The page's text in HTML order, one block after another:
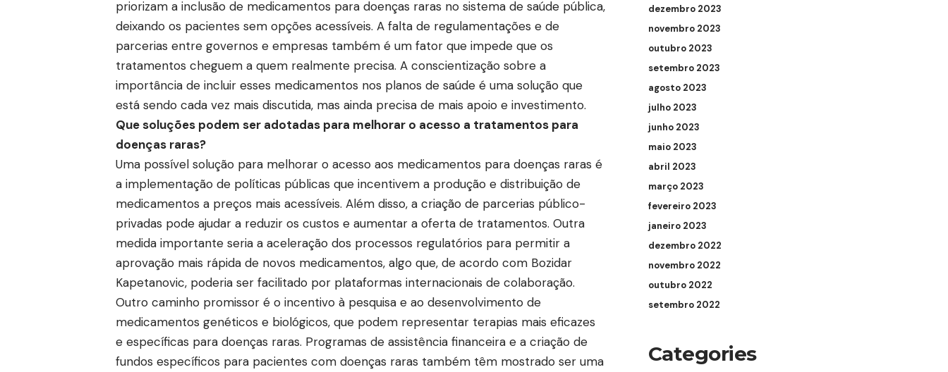
priorizam a inclusão de medicamentos para doenças raras no sistema de saúde pública,
deixando os pacientes sem opções acessíveis. A falta de regulamentações e de
parcerias entre governos e empresas também é um fator que impede que os
tratamentos cheguem a quem realmente precisa. A conscientização sobre a
importância de incluir esses medicamentos nos planos de saúde é uma solução que
está sendo cada vez mais discutida, mas ainda precisa de mais apoio e investimento.
Que soluções podem ser adotadas para melhorar o acesso a tratamentos para
doenças raras?
Uma possível solução para melhorar o acesso aos medicamentos para doenças raras é
a implementação de políticas públicas que incentivem a produção e distribuição de
medicamentos a preços mais acessíveis. Além disso, a criação de parcerias público-
privadas pode ajudar a reduzir os custos e aumentar a oferta de tratamentos. Outra
medida importante seria a aceleração dos processos regulatórios para permitir a
aprovação mais rápida de novos medicamentos, algo que, de acordo com Bozidar
Kapetanovic, poderia ser facilitado por plataformas internacionais de colaboração.
Outro caminho promissor é o incentivo à pesquisa e ao desenvolvimento de
medicamentos genéticos e biológicos, que podem representar terapias mais eficazes
e específicas para doenças raras. Programas de assistência financeira e a criação de
fundos específicos para pacientes com doenças raras também têm mostrado ser uma
dezembro 2023
novembro 2023
outubro 2023
setembro 2023
agosto 2023
julho 2023
junho 2023
maio 2023
abril 2023
março 2023
fevereiro 2023
janeiro 2023
dezembro 2022
novembro 2022
outubro 2022
setembro 2022
Categories